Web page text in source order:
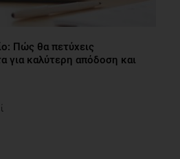
Πώς θα πετύχεις
για καλύτερη απόδοση και